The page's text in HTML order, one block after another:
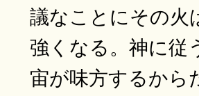
議なことにその火
強くなる。神に従
宙が味方するから